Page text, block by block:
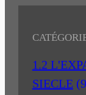
1.2
SIECLE